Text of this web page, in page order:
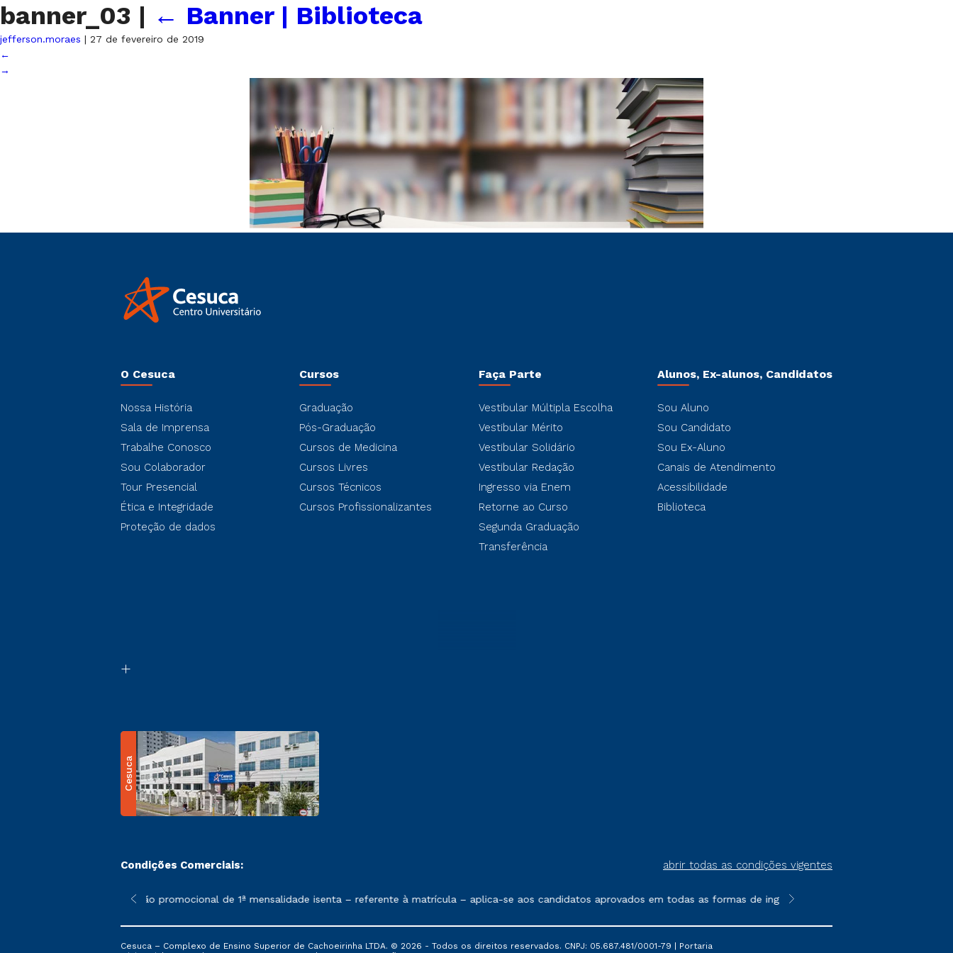
banner_03 | ← Banner | Biblioteca
jefferson.moraes | 27 de fevereiro de 2019
←
→
O Cesuca
Nossa História
Sala de Imprensa
Trabalhe Conosco
Sou Colaborador
Tour Presencial
Ética e Integridade
Proteção de dados
Cursos
Graduação
Pós-Graduação
Cursos de Medicina
Cursos Livres
Cursos Técnicos
Cursos Profissionalizantes
Faça Parte
Vestibular Múltipla Escolha
Vestibular Mérito
Vestibular Solidário
Vestibular Redação
Ingresso via Enem
Retorne ao Curso
Segunda Graduação
Transferência
Alunos, Ex-alunos, Candidatos
Sou Aluno
Sou Candidato
Sou Ex-Aluno
Canais de Atendimento
Acessibilidade
Biblioteca
Cesuca
Condições Comerciais: abrir todas as condições vigentes
sofrer alterações nos períodos de rematrícula conforme exposto no contrato de prestação de serviços
*A condição promocional de 1ª mensalidade isenta – referente à matrícula – aplica-se aos candidatos aprovados em todas as formas de ingresso, exceto na prova on-line ou
**Semipresencial é um formato do
Cesuca – Complexo de Ensino Superior de Cachoeirinha LTDA. © 2026 - Todos os direitos reservados. CNPJ: 05.687.481/0001-79 | Portaria